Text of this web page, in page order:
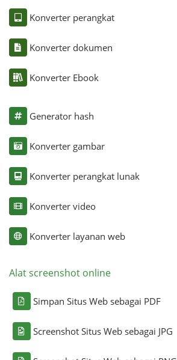
Konverter perangkat
Konverter dokumen
Konverter Ebook
Generator hash
Konverter gambar
Konverter perangkat lunak
Konverter video
Konverter layanan web
Alat screenshot online
Simpan Situs Web sebagai PDF
Screenshot Situs Web sebagai JPG